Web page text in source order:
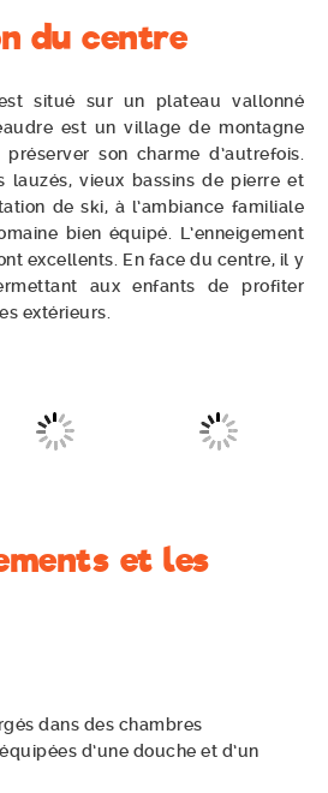
du centre
situé sur un plateau vallonné
est un village de montagne
son charme d’autrefois.
lauzés, vieux bassins de pierre et
de ski, à l’ambiance familiale
bien équipé. L’enneigement
excellents. En face du centre, il y
aux enfants de profiter
extérieurs.
et les
dans des chambres
d’une douche et d’un